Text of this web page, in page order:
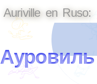
Auriville en Ruso:
Ауровиль